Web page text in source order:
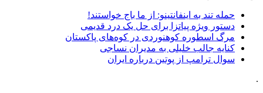
حمله تند به اینفانتینو: از ما باج خواستند!
دستور ویژه پیاتزا برای حل یک درد قدیمی
مرگ اسطوره کوهنوردی در کوه‌های پاکستان
کنایه جالب خلیلی به مدیران نساجی
سوال ترامپ از پوتین درباره ایران
.